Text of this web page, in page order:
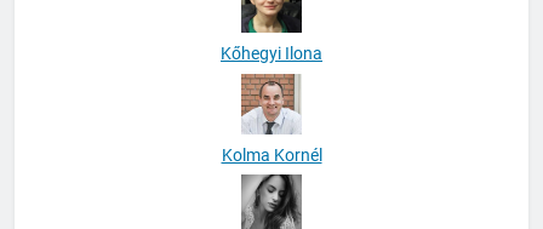
Kőhegyi Ilona
Kolma Kornél